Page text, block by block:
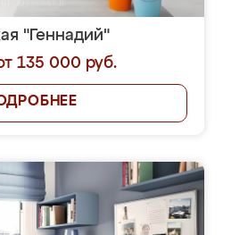
"Геннадий"
135 000 руб.